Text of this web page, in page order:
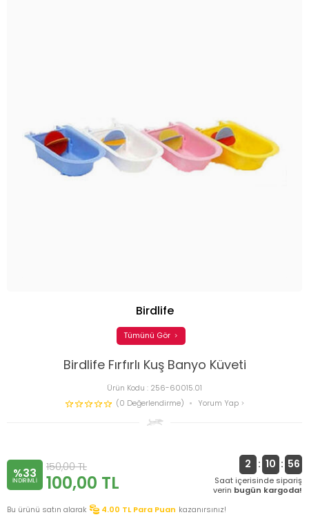
Birdlife Fırfırlı Kuş Banyo Küveti
Ürün Kodu : 256-60015.01
(0 Değerlendirme)
Yorum Yap
Birdlife
Tümünü Gör
%33
INDIRIMLI
150,00TL
100,00 TL
2 : 10 : 56
Saat içerisinde sipariş
verin bugün kargoda!
Bu ürünü satın alarak
4.00 TL Para Puan kazanırsınız!